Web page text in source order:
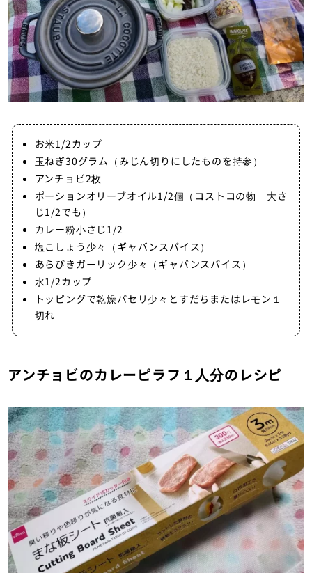
お米1/2カップ
玉ねぎ30グラム（みじん切りにしたものを持参）
アンチョビ2枚
ポーションオリーブオイル1/2個（コストコの物 大さ
じ1/2でも）
カレー粉小さじ1/2
塩こしょう少々（ギャバンスパイス）
あらびきガーリック少々（ギャバンスパイス）
水1/2カップ
トッピングで乾燥パセリ少々とすだちまたはレモン１
切れ
アンチョビのカレーピラフ１人分のレシピ